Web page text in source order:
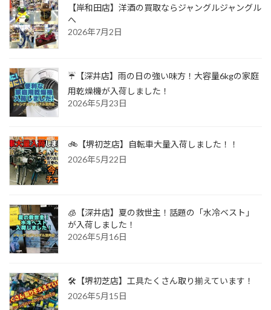
【岸和田店】洋酒の買取ならジャングルジャングル
へ
2026年7月2日
☔【深井店】雨の日の強い味方！大容量6kgの家庭
用乾燥機が入荷しました！
2026年5月23日
🚲【堺初芝店】自転車大量入荷しました！！
2026年5月22日
🧊【深井店】夏の救世主！話題の「水冷ベスト」
が入荷しました！
2026年5月16日
🛠️【堺初芝店】工具たくさん取り揃えています！
2026年5月15日